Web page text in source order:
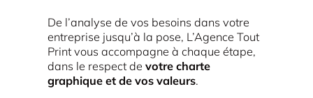
De l’analyse de vos besoins dans votre
entreprise jusqu’à la pose, L’Agence Tout
Print vous accompagne à chaque étape,
dans le respect de votre charte
graphique et de vos valeurs.